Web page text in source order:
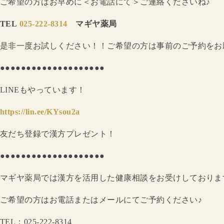
ご希望の方はお早めに＜お電話にて＞ご連絡くださいね♪
TEL 025-222-8314 マギヤ薬局
是非一度お試しください！！ご希望の方は事前のご予約をお
●●●●●●●●●●●●●●●●●●●●
LINEもやっています！
https://lin.ee/KYsou2a
友だち登録で漢方プレゼント！
●●●●●●●●●●●●●●●●●●●●
マギヤ薬局では漢方を活用した健康相談をお受けしておりま
ご希望の方はお電話またはメールにてご予約ください♪
TEL：025-222-8314